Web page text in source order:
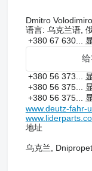
Dmitro
语言: 乌克兰语,
+380 67 630...
+380 56 373...
+380 56 375...
+380 56 375...
www.deutz-fahr-
地址
乌克兰,